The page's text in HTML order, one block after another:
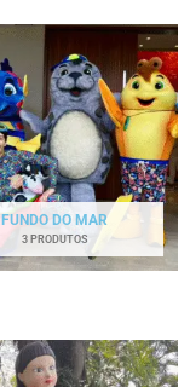
FUNDO DO MAR
3 PRODUTOS